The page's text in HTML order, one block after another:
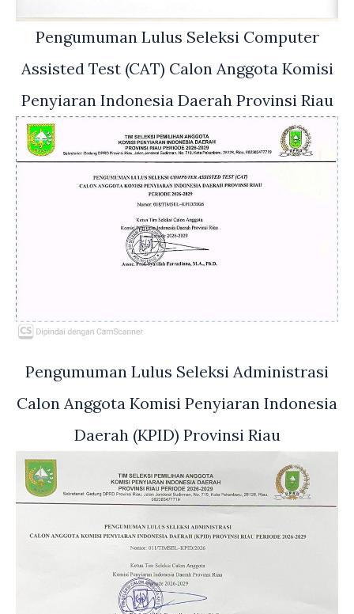
Pengumuman Lulus Seleksi Computer
Assisted Test (CAT) Calon Anggota Komisi
Penyiaran Indonesia Daerah Provinsi Riau
Pengumuman Lulus Seleksi Administrasi
Calon Anggota Komisi Penyiaran Indonesia
Daerah (KPID) Provinsi Riau